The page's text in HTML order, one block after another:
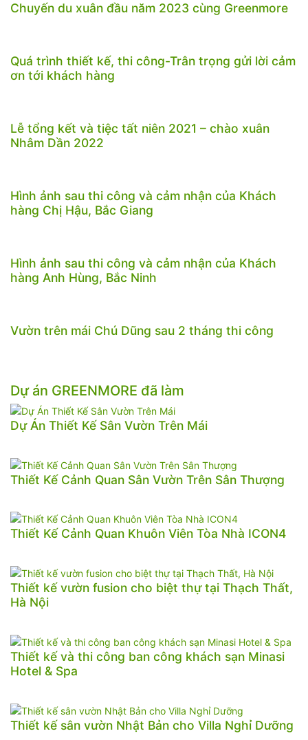
Chuyến du xuân đầu năm 2023 cùng Greenmore
Quá trình thiết kế, thi công-Trân trọng gửi lời cảm
ơn tới khách hàng
Lễ tổng kết và tiệc tất niên 2021 – chào xuân
Nhâm Dần 2022
Hình ảnh sau thi công và cảm nhận của Khách
hàng Chị Hậu, Bắc Giang
Hình ảnh sau thi công và cảm nhận của Khách
hàng Anh Hùng, Bắc Ninh
Vườn trên mái Chú Dũng sau 2 tháng thi công
Dự án GREENMORE đã làm
Dự Án Thiết Kế Sân Vườn Trên Mái
Thiết Kế Cảnh Quan Sân Vườn Trên Sân Thượng
Thiết Kế Cảnh Quan Khuôn Viên Tòa Nhà ICON4
Thiết kế vườn fusion cho biệt thự tại Thạch Thất,
Hà Nội
Thiết kế và thi công ban công khách sạn Minasi
Hotel & Spa
Thiết kế sân vườn Nhật Bản cho Villa Nghỉ Dưỡng